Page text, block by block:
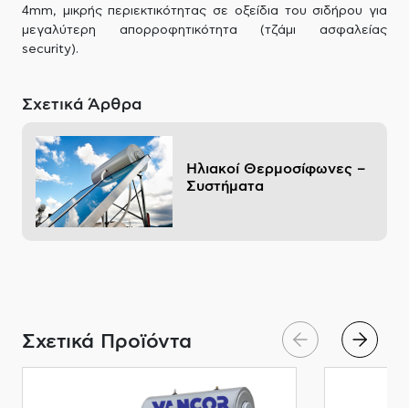
4mm, μικρής περιεκτικότητας σε οξείδια του σιδήρου για
μεγαλύτερη απορροφητικότητα (τζάμι ασφαλείας
security).
Σχετικά Άρθρα
Ηλιακοί Θερμοσίφωνες –
Συστήματα
Σχετικά Προϊόντα